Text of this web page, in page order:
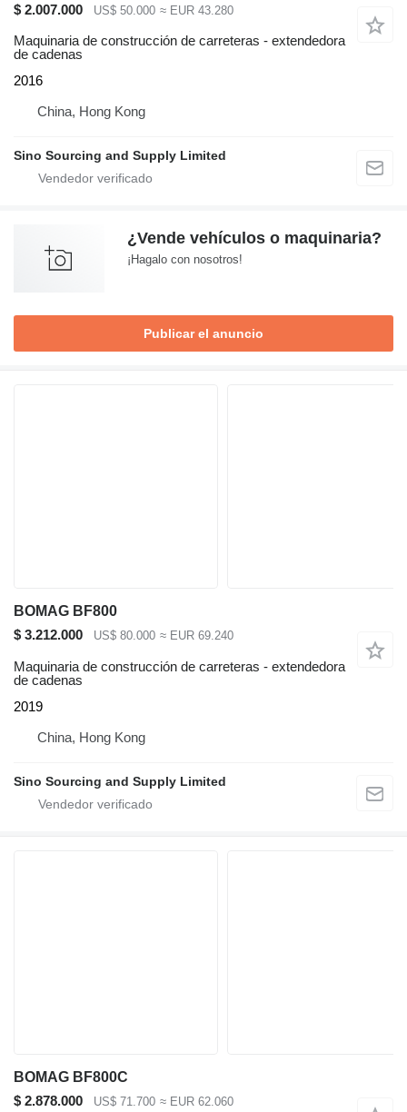
$ 2.007.000
US$ 50.000 ≈ EUR 43.280
Maquinaria de construcción de carreteras - extendedora
de cadenas
2016
China, Hong Kong
Sino Sourcing and Supply Limited
¿Vende vehículos o maquinaria?
¡Hagalo con nosotros!
Publicar el anuncio
BOMAG BF800
$ 3.212.000
US$ 80.000 ≈ EUR 69.240
Maquinaria de construcción de carreteras - extendedora
de cadenas
2019
China, Hong Kong
Sino Sourcing and Supply Limited
BOMAG BF800C
$ 2.878.000
US$ 71.700 ≈ EUR 62.060